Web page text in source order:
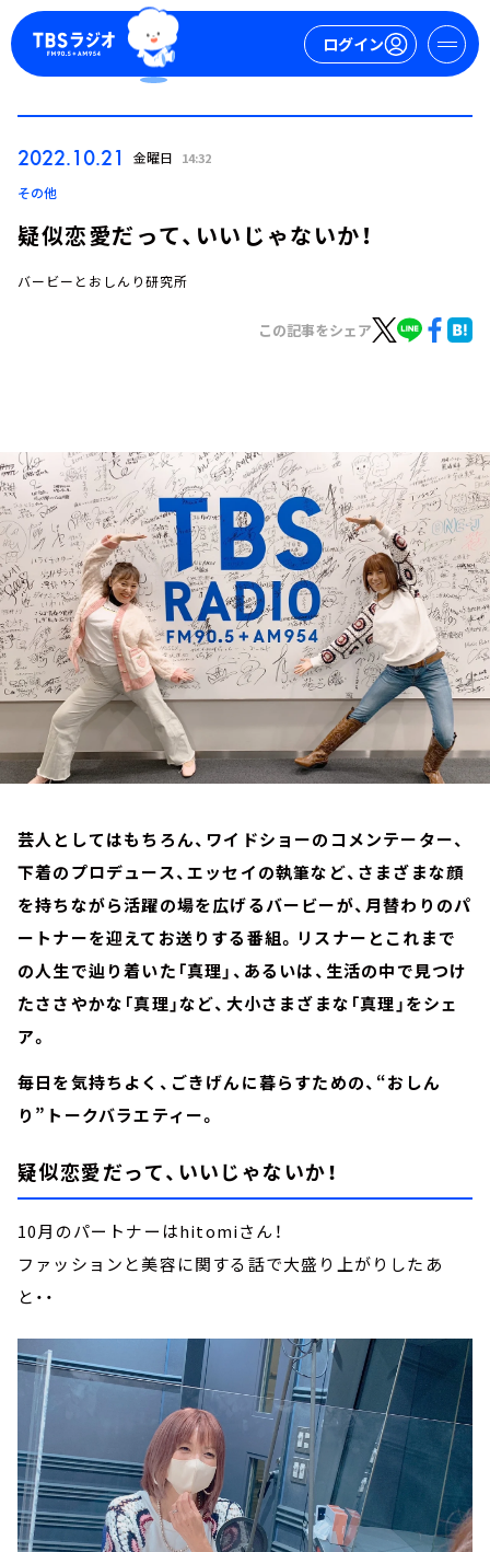
ログイン
トピックス
TBS Podcast
お知らせ
イベント・グッズ
YouTube
会社情報
2022.10.21 金曜日 14:32
その他
疑似恋愛だって、いいじゃないか！
バービーとおしんり研究所
この記事をシェア
芸人としてはもちろん、ワイドショーのコメンテーター、
下着のプロデュース、エッセイの執筆など、さまざまな顔
を持ちながら活躍の場を広げるバービーが、月替わりのパ
ートナーを迎えてお送りする番組。リスナーとこれまで
の人生で辿り着いた「真理」、あるいは、生活の中で見つけ
たささやかな「真理」など、大小さまざまな「真理」をシェ
ア。
毎日を気持ちよく、ごきげんに暮らすための、“おしん
り”トークバラエティー。
疑似恋愛だって、いいじゃないか！
10月のパートナーはhitomiさん！
ファッションと美容に関する話で大盛り上がりしたあ
と・・